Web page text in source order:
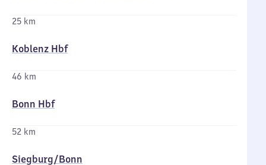
25 km
Koblenz Hbf
46 km
Bonn Hbf
52 km
Siegburg/​Bonn